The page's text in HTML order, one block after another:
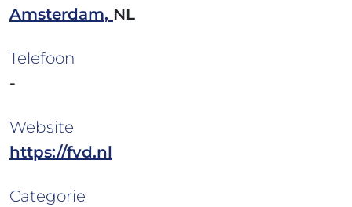
Amsterdam, NL
Telefoon
-
Website
https://fvd.nl
Categorie